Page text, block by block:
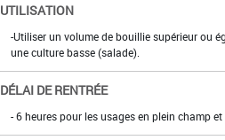
UTILISATION
-Utiliser un volume de bouillie supérieur ou
une culture basse (salade).
DÉLAI DE RENTRÉE
- 6 heures pour les usages en plein champ